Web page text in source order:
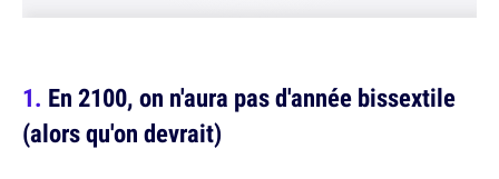
En 2100, on n'aura pas d'année bissextile
(alors qu'on devrait)